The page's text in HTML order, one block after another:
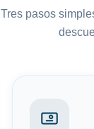
Tres pasos